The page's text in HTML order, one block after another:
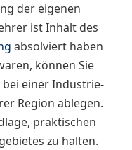
der eigenen
ist Inhalt des
absolviert haben
können Sie
einer Industrie-
Region ablegen.
praktischen
zu halten.